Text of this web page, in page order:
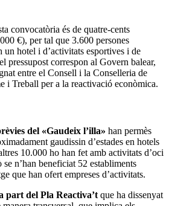
convocatòria és de quatre-cents
€), per tal que 3.600 persones
un hotel i d’activitats esportives i de
pressupost correspon al Govern balear,
entre el Consell i la Conselleria de
i Treball per a la reactivació econòmica.
del «Gaudeix l’illa» han permès
gaudissin d’estades en hotels
10.000 ho han fet amb activitats d’oci
n’han beneficiat 52 establiments
que han ofert empreses d’activitats.
part del Pla Reactiva’t que ha dissenyat